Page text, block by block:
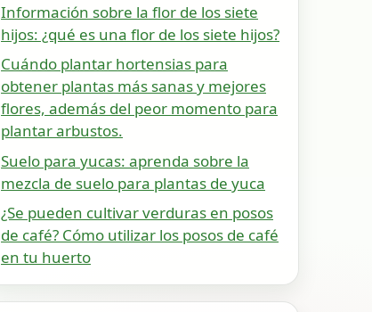
Información sobre la flor de los siete
hijos: ¿qué es una flor de los siete hijos?
Cuándo plantar hortensias para
obtener plantas más sanas y mejores
flores, además del peor momento para
plantar arbustos.
Suelo para yucas: aprenda sobre la
mezcla de suelo para plantas de yuca
¿Se pueden cultivar verduras en posos
de café? Cómo utilizar los posos de café
en tu huerto